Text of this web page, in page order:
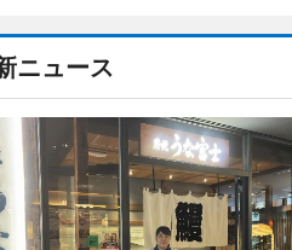
ニュース